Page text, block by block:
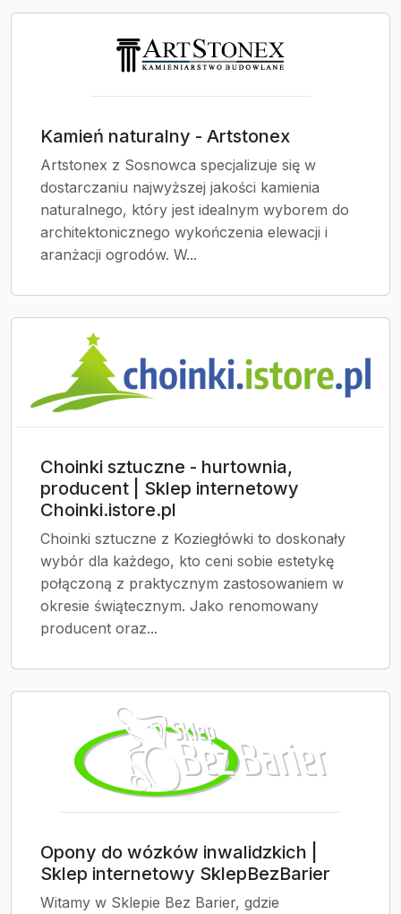
Kamień naturalny - Artstonex
Artstonex z Sosnowca specjalizuje się w
dostarczaniu najwyższej jakości kamienia
naturalnego, który jest idealnym wyborem do
architektonicznego wykończenia elewacji i
aranżacji ogrodów. W...
Choinki sztuczne - hurtownia,
producent | Sklep internetowy
Choinki.istore.pl
Choinki sztuczne z Koziegłówki to doskonały
wybór dla każdego, kto ceni sobie estetykę
połączoną z praktycznym zastosowaniem w
okresie świątecznym. Jako renomowany
producent oraz...
Opony do wózków inwalidzkich |
Sklep internetowy SklepBezBarier
Witamy w Sklepie Bez Barier, gdzie